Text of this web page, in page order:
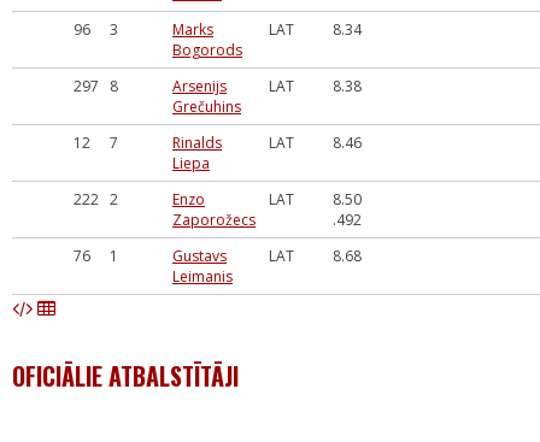
96 3
Marks
Bogorods
LAT 8.34
297 8
Arsenijs
Grečuhins
LAT 8.38
12 7
Rinalds
Liepa
LAT 8.46
222 2
Enzo
Zaporožecs
LAT
8.50
.492
76
1
Gustavs
Leimanis
LAT 8.68
OFICIĀLIE ATBALSTĪTĀJI